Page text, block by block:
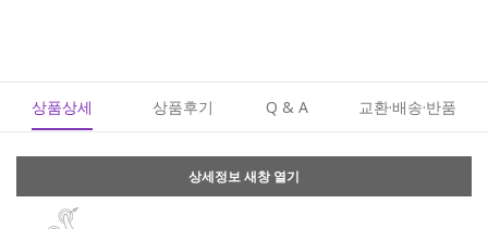
상품상세 상품후기 Q & A 교환·배송·반품
상세정보 새창 열기